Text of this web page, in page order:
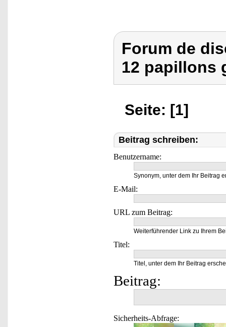
Forum de
12 papillons
Seite: [1]
Beitrag schreiben:
Benutzername:
Synonym, unter dem Ihr Beitrag
E-Mail:
URL zum Beitrag:
Weiterführender Link zu Ihrem
Titel:
Titel, unter dem Ihr Beitrag
Beitrag:
Sicherheits-Abfrage: